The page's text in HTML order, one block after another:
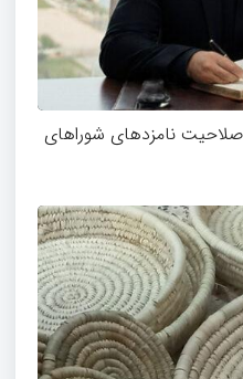
صلاحیت نامزدهای شوراهای